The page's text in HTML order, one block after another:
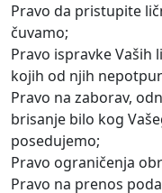
Pravo da pristupite
čuvamo;
Pravo ispravke Vaših
kojih od njih
Pravo na zaborav,
brisanje bilo kog
posedujemo;
Pravo ograničenja
Pravo na prenos